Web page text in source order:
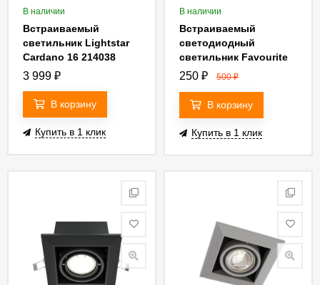
В наличии
Встраиваемый
светильник Lightstar
Cardano 16 214038
3 999 ₽
В корзину
Купить в 1 клик
В наличии
Встраиваемый
светодиодный
светильник Favourite
Flashled 1988-1C
250 ₽ 500₽
В корзину
Купить в 1 клик